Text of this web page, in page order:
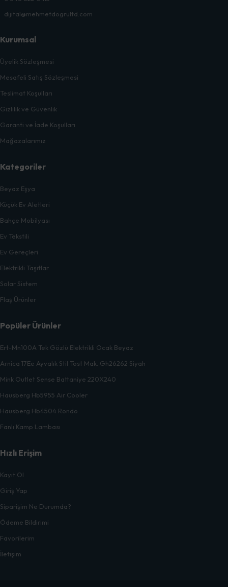
dijital@mehmetdogrultd.com
Kurumsal
Üyelik Sözleşmesi
Mesafeli Satış Sözleşmesi
Teslimat Koşulları
Gizlilik ve Güvenlik
Garanti ve İade Koşulları
Mağazalarımız
Kategoriler
Beyaz Eşya
Küçük Ev Aletleri
Bahçe Mobilyası
Ev Tekstili
Ev Gereçleri
Elektrikli Taşıtlar
Solar Sistem
Flaş Ürünler
Popüler Ürünler
Ert-Mn100A Tek Gözlü Elektrikli Ocak Beyaz
Arnica 17Ee Ayvalık Stil Tost Mak. Gh26262 Siyah
Mink Outlet Sense Battaniye 220X240
Hausberg Hb5955 Air Cooler
Hausberg Hb4504 Rondo
Fanlı Kamp Lambası
Hızlı Erişim
Kayıt Ol
Giriş Yap
Siparişim Ne Durumda?
Ödeme Bildirimi
Favorilerim
İletişim